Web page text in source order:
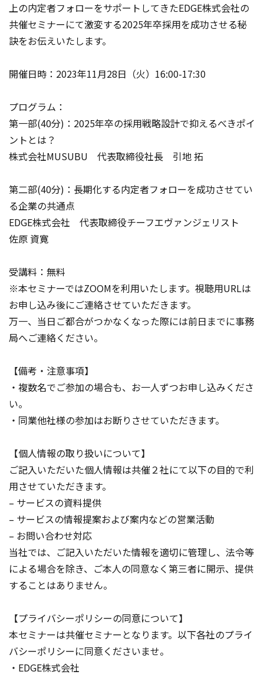
上の内定者フォローをサポートしてきたEDGE株式会社の
共催セミナーにて激変する2025年卒採用を成功させる秘
訣をお伝えいたします。
開催日時：2023年11月28日（火）16:00-17:30
プログラム：
第一部(40分)：2025年卒の採用戦略設計で抑えるべきポイ
ントとは？
株式会社MUSUBU 代表取締役社長 引地 拓
第二部(40分)：長期化する内定者フォローを成功させてい
る企業の共通点
EDGE株式会社 代表取締役チーフエヴァンジェリスト
佐原 資寛
受講料：無料
※本セミナーではZOOMを利用いたします。視聴用URLは
お申し込み後にご連絡させていただきます。
万一、当日ご都合がつかなくなった際には前日までに事務
局へご連絡ください。
【備考・注意事項】
・複数名でご参加の場合も、お一人ずつお申し込みくださ
い。
・同業他社様の参加はお断りさせていただきます。
【個人情報の取り扱いについて】
ご記入いただいた個人情報は共催２社にて以下の目的で利
用させていただきます。
– サービスの資料提供
– サービスの情報提案および案内などの営業活動
– お問い合わせ対応
当社では、ご記入いただいた情報を適切に管理し、法令等
による場合を除き、ご本人の同意なく第三者に開示、提供
することはありません。
【プライバシーポリシーの同意について】
本セミナーは共催セミナーとなります。以下各社のプライ
バシーポリシーに同意くださいませ。
・EDGE株式会社